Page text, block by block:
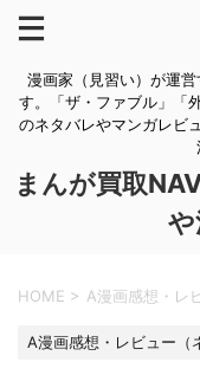
漫画家（見習い）が運
す。「ザ・ファブル」「
のネタバレやマンガレビ
まんが買取
HOME > A漫画感想・レ
A漫画感想・レビュー（